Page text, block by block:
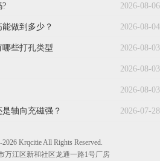
2026-08-06
?
2026-08-04
做到多少？
2026-08-03
些打孔类型
2026-08-03
2026-08-03
2026-07-28
轴向充磁强？
Krqcitie All Rights Reserved.
万江区新和社区龙通一路1号厂房